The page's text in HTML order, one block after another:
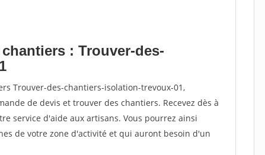
: Trouver-des-
Trouver-des-chantiers-isolation-trevoux-01,
de devis et trouver des chantiers. Recevez dès à
service d'aide aux artisans. Vous pourrez ainsi
de votre zone d'activité et qui auront besoin d'un